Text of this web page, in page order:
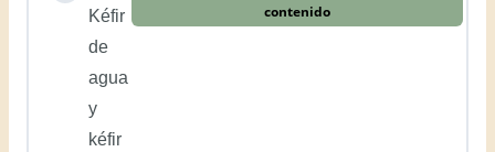
Kéfir
de
agua
y
kéfir
contenido